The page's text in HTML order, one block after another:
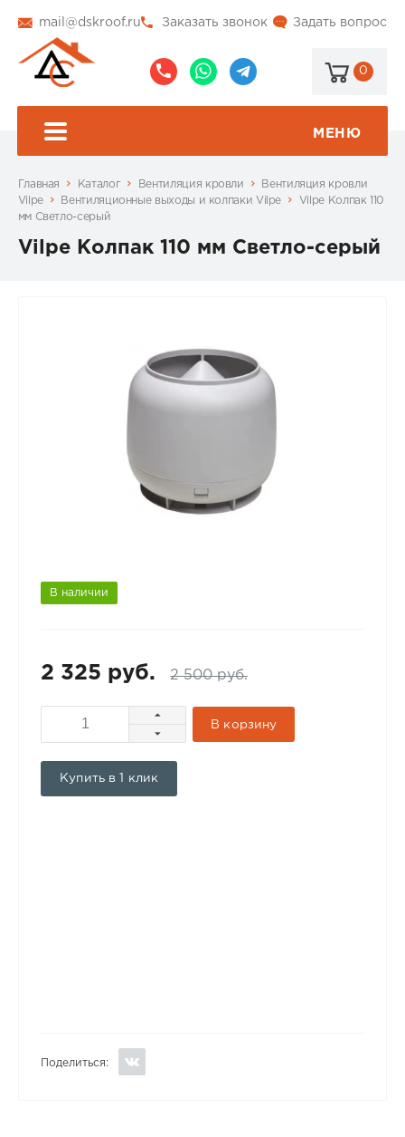
mail@dskroof.ru Задать вопрос
Заказать звонок
0
МЕНЮ
Главная Каталог Вентиляция кровли
Вентиляция кровли
Vilpe
Вентиляционные выходы и колпаки Vilpe
Vilpe Колпак 110
мм Светло-серый
Vilpe Колпак 110 мм Светло-серый
В наличии
2 325 руб. 2 500 руб.
В корзину
Купить в 1 клик
Поделиться: